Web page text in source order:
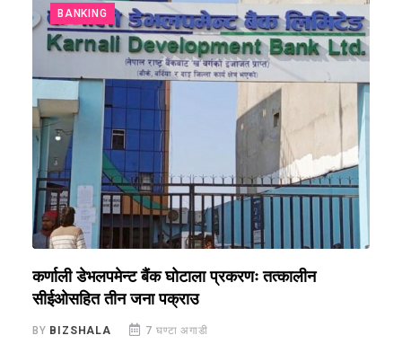
BANKING
कर्णाली डेभलपमेन्ट बैंक घोटाला प्रकरणः तत्कालीन
सीईओसहित तीन जना पक्राउ
BY BIZSHALA 7 घण्टा अगाडी